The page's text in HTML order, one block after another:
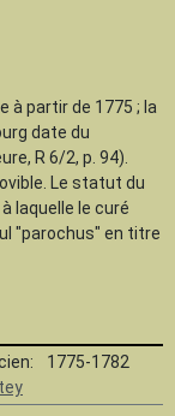
à partir de 1775 ; la
date du
R 6/2, p. 94).
Le statut du
laquelle le curé
"parochus" en titre
1775-1782